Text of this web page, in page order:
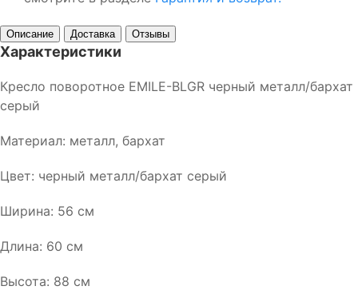
Описание Доставка Отзывы
Характеристики
Кресло поворотное EMILE-BLGR черный металл/бархат
серый
Материал: металл, бархат
Цвет: черный металл/бархат серый
Ширина: 56 см
Длина: 60 см
Высота: 88 см